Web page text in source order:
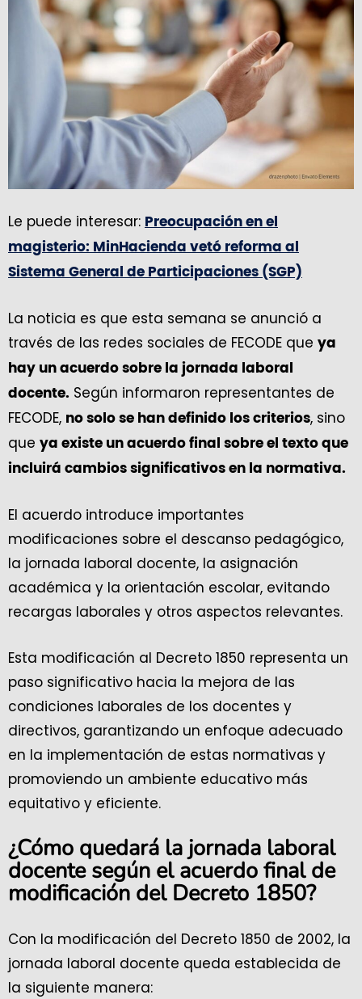
Le puede interesar: Preocupación en el
magisterio: MinHacienda vetó reforma al
Sistema General de Participaciones (SGP)
La noticia es que esta semana se anunció a
través de las redes sociales de FECODE que ya
hay un acuerdo sobre la jornada laboral
docente. Según informaron representantes de
FECODE, no solo se han definido los criterios, sino
que ya existe un acuerdo final sobre el texto que
incluirá cambios significativos en la normativa.
El acuerdo introduce importantes
modificaciones sobre el descanso pedagógico,
la jornada laboral docente, la asignación
académica y la orientación escolar, evitando
recargas laborales y otros aspectos relevantes.
Esta modificación al Decreto 1850 representa un
paso significativo hacia la mejora de las
condiciones laborales de los docentes y
directivos, garantizando un enfoque adecuado
en la implementación de estas normativas y
promoviendo un ambiente educativo más
equitativo y eficiente.
¿Cómo quedará la jornada laboral
docente según el acuerdo final de
modificación del Decreto 1850?
Con la modificación del Decreto 1850 de 2002, la
jornada laboral docente queda establecida de
la siguiente manera: